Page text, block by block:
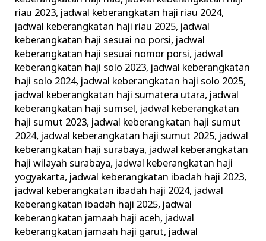
riau 2023, jadwal keberangkatan haji riau 2024,
jadwal keberangkatan haji riau 2025, jadwal
keberangkatan haji sesuai no porsi, jadwal
keberangkatan haji sesuai nomor porsi, jadwal
keberangkatan haji solo 2023, jadwal keberangkatan
haji solo 2024, jadwal keberangkatan haji solo 2025,
jadwal keberangkatan haji sumatera utara, jadwal
keberangkatan haji sumsel, jadwal keberangkatan
haji sumut 2023, jadwal keberangkatan haji sumut
2024, jadwal keberangkatan haji sumut 2025, jadwal
keberangkatan haji surabaya, jadwal keberangkatan
haji wilayah surabaya, jadwal keberangkatan haji
yogyakarta, jadwal keberangkatan ibadah haji 2023,
jadwal keberangkatan ibadah haji 2024, jadwal
keberangkatan ibadah haji 2025, jadwal
keberangkatan jamaah haji aceh, jadwal
keberangkatan jamaah haji garut, jadwal